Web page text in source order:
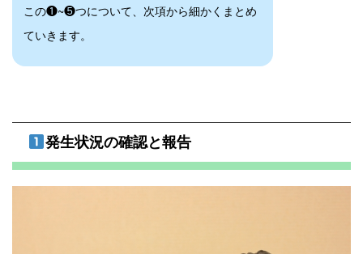
この❶~❺つについて、次項から細かくまとめ
ていきます。
発生状況の確認と報告